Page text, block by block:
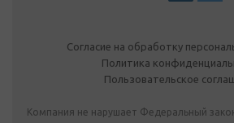
Согласие на обработку
Политика
Пользовательское
Компания не нарушает Федеральный